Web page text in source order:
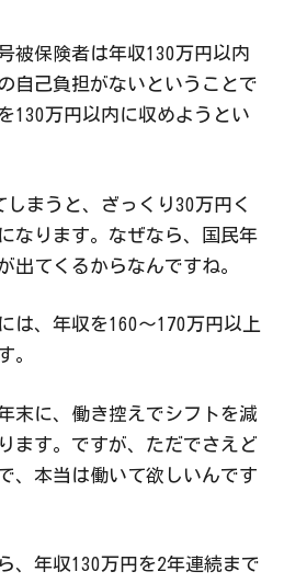
被保険者は年収130万円以内
自己負担がないということで
130万円以内に収めようとい
まうと、ざっくり30万円く
なります。なぜなら、国民年
出てくるからなんですね。
は、年収を160～170万円以上
。
末に、働き控えでシフトを減
ます。ですが、ただでさえど
、本当は働いて欲しいんです
、年収130万円を2年連続まで